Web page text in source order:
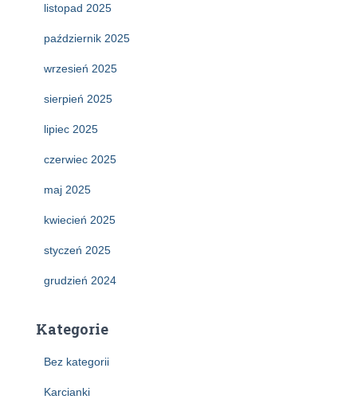
listopad 2025
październik 2025
wrzesień 2025
sierpień 2025
lipiec 2025
czerwiec 2025
maj 2025
kwiecień 2025
styczeń 2025
grudzień 2024
Kategorie
Bez kategorii
Karcianki